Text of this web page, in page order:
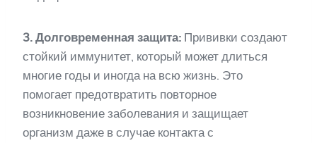
3. Долговременная защита: Прививки создают
стойкий иммунитет, который может длиться
многие годы и иногда на всю жизнь. Это
помогает предотвратить повторное
возникновение заболевания и защищает
организм даже в случае контакта с